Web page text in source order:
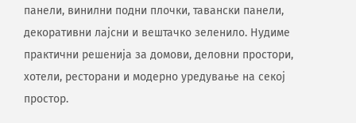
панели, винилни подни плочки, тавански панели,
декоративни лајсни и вештачко зеленило. Нудиме
практични решенија за домови, деловни простори,
хотели, ресторани и модерно уредување на секој
простор.